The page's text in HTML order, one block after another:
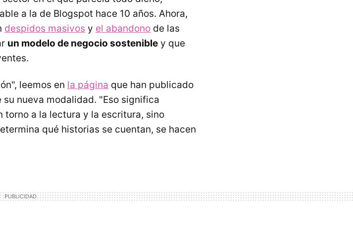
a la de Blogspot hace 10 años. Ahora,
despidos masivos y el abandono de las
un modelo de negocio sostenible y que
leemos en la página que han publicado
nueva modalidad. "Eso significa
torno a la lectura y la escritura, sino
qué historias se cuentan, se hacen